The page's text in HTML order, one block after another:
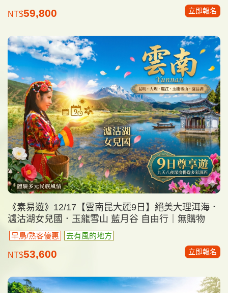
NT$59,800 立即報名
《素易遊》12/17【雲南昆大麗9日】絕美大理洱海．
瀘沽湖女兒國．玉龍雪山 藍月谷 自由行｜無購物
早鳥/熟客優惠 去有風的地方
NT$53,600 立即報名